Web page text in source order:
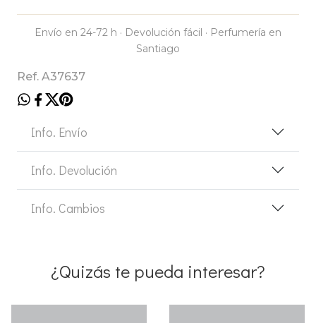
Envío en 24-72 h · Devolución fácil · Perfumería en
Santiago
Ref. A37637
Info. Envío
Info. Devolución
Info. Cambios
¿Quizás te pueda interesar?